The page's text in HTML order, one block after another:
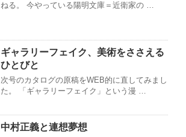
ねる。 今やっている陽明文庫＝近衛家の …
ギャラリーフェイク、美術をささえる
ひとびと
次号のカタログの原稿をWEB的に直してみまし
た。 「ギャラリーフェイク」という漫 …
中村正義と連想夢想